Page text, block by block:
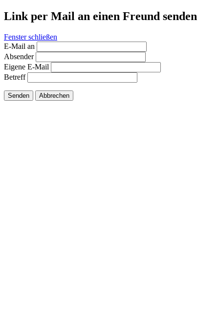
Link per Mail an einen Freund senden
Fenster schließen
E-Mail an
Absender
Eigene E-Mail
Betreff
Senden Abbrechen